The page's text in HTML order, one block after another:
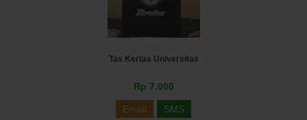
Tas Kertas Universitas
Rp 7.000
Email SMS